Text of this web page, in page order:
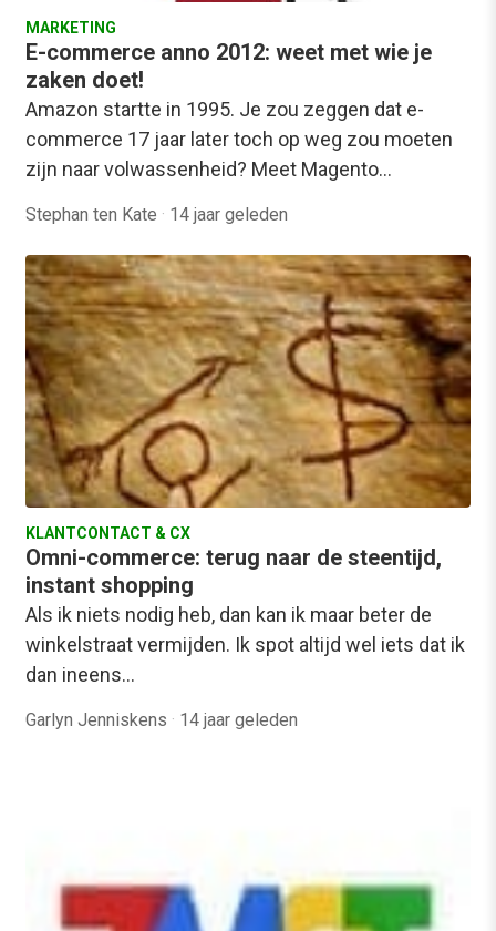
MARKETING
E-commerce anno 2012: weet met wie je
zaken doet!
Amazon startte in 1995. Je zou zeggen dat e-
commerce 17 jaar later toch op weg zou moeten
zijn naar volwassenheid? Meet Magento…
Stephan ten Kate · 14 jaar geleden
KLANTCONTACT & CX
Omni-commerce: terug naar de steentijd,
instant shopping
Als ik niets nodig heb, dan kan ik maar beter de
winkelstraat vermijden. Ik spot altijd wel iets dat ik
dan ineens…
Garlyn Jenniskens · 14 jaar geleden